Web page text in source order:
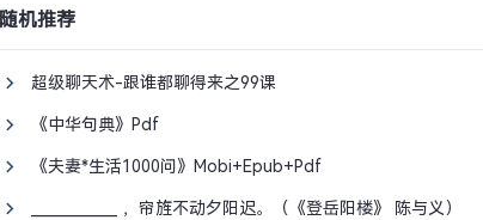
随机推荐
超级聊天术-跟谁都聊得来之99课
《中华句典》Pdf
《夫妻*生活1000问》Mobi+Epub+Pdf
____________ ，帘旌不动夕阳迟。（《登岳阳楼》 陈与义）